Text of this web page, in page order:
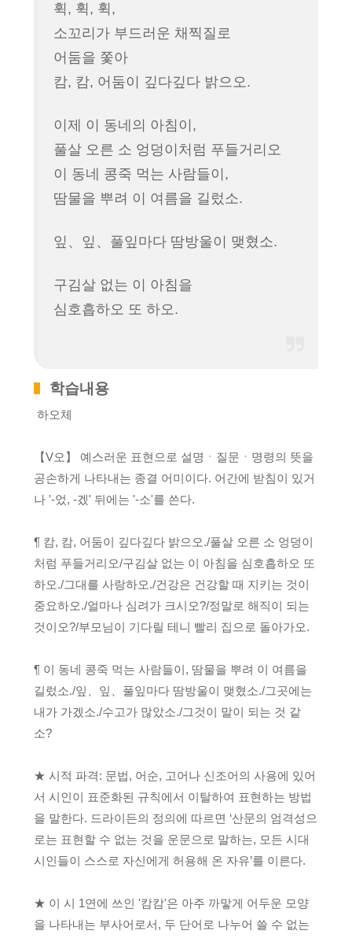
휙, 휙, 휙,
소꼬리가 부드러운 채찍질로
어둠을 쫓아
캄, 캄, 어둠이 깊다깊다 밝으오.
이제 이 동네의 아침이,
풀살 오른 소 엉덩이처럼 푸들거리오
이 동네 콩죽 먹는 사람들이,
땀물을 뿌려 이 여름을 길렀소.
잎、잎、풀잎마다 땀방울이 맺혔소.
구김살 없는 이 아침을
심호흡하오 또 하오.
학습내용
하오체
【V오】 예스러운 표현으로 설명ㆍ질문ㆍ명령의 뜻을
공손하게 나타내는 종결 어미이다. 어간에 받침이 있거
나 '-었, -겠' 뒤에는 '-소'를 쓴다.
¶ 캄, 캄, 어둠이 깊다깊다 밝으오./풀살 오른 소 엉덩이
처럼 푸들거리오/구김살 없는 이 아침을 심호흡하오 또
하오./그대를 사랑하오./건강은 건강할 때 지키는 것이
중요하오./얼마나 심려가 크시오?/정말로 해직이 되는
것이오?/부모님이 기다릴 테니 빨리 집으로 돌아가오.
¶ 이 동네 콩죽 먹는 사람들이, 땀물을 뿌려 이 여름을
길렀소./잎、잎、풀잎마다 땀방울이 맺혔소./그곳에는
내가 가겠소./수고가 많았소./그것이 말이 되는 것 같
소?
★ 시적 파격: 문법, 어순, 고어나 신조어의 사용에 있어
서 시인이 표준화된 규칙에서 이탈하여 표현하는 방법
을 말한다. 드라이든의 정의에 따르면 ‘산문의 엄격성으
로는 표현할 수 없는 것을 운문으로 말하는, 모든 시대
시인들이 스스로 자신에게 허용해 온 자유’를 이른다.
★ 이 시 1연에 쓰인 '캄캄'은 아주 까맣게 어두운 모양
을 나타내는 부사어로서, 두 단어로 나누어 쓸 수 없는